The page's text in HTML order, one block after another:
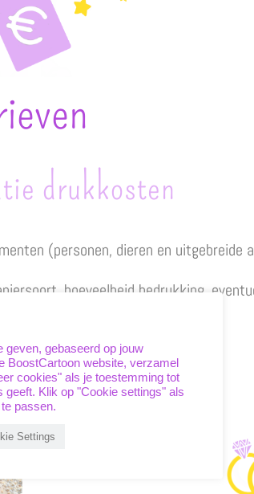
drukkosten
(personen, dieren en uitgebreide
hoeveelheid bedrukking,
geven, gebaseerd op jouw
BoostCartoon website, verzamel
cookies" als je toestemming tot
geeft. Klik op "Cookie settings" als
passen.
Settings